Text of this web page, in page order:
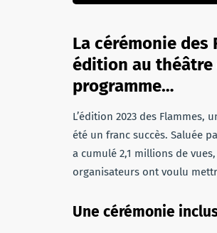
La cérémonie des
édition au théâtre
programme…
L’édition 2023 des
été un franc succès. Saluée
a cumulé 2,1 millions de
organisateurs ont voulu
Une cérémonie